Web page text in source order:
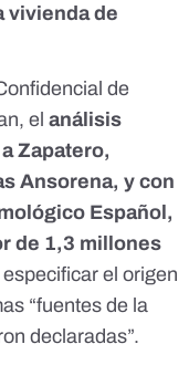
vivienda de
de
el análisis
Zapatero,
Ansorena, y con
Español,
de 1,3 millones
el origen
“fuentes de la
declaradas”.